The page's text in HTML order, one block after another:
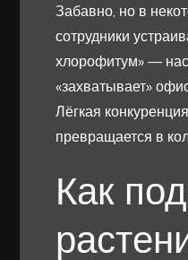
Забавно, но в
сотрудники
хлорофитум» —
«захватывает»
Лёгкая
превращается в
Как